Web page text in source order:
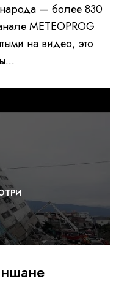
народа — более 830
METEOPROG
на видео, это